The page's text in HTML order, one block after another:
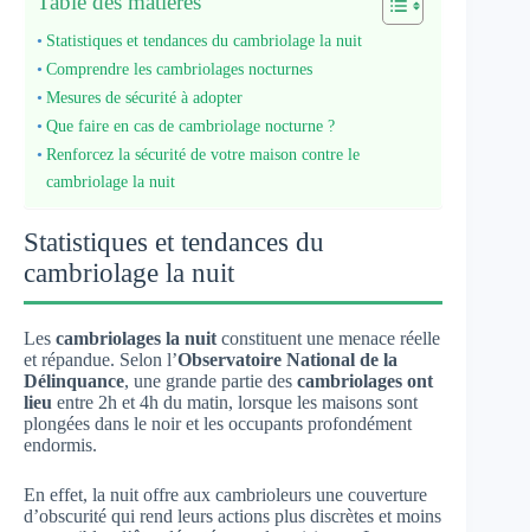
Statistiques et tendances du cambriolage la nuit
Comprendre les cambriolages nocturnes
Mesures de sécurité à adopter
Que faire en cas de cambriolage nocturne ?
Renforcez la sécurité de votre maison contre le
cambriolage la nuit
Statistiques et tendances du
cambriolage la nuit
Les cambriolages la nuit constituent une menace réelle
et répandue. Selon l’Observatoire National de la
Délinquance, une grande partie des cambriolages ont
lieu entre 2h et 4h du matin, lorsque les maisons sont
plongées dans le noir et les occupants profondément
endormis.
En effet, la nuit offre aux cambrioleurs une couverture
d’obscurité qui rend leurs actions plus discrètes et moins